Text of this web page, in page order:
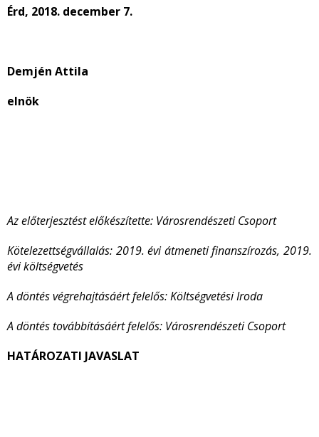
Érd, 2018. december 7.
Demjén Attila
elnök
Az előterjesztést előkészítette: Városrendészeti Csoport
Kötelezettségvállalás: 2019. évi átmeneti finanszírozás, 2019.
évi költségvetés
A döntés végrehajtásáért felelős: Költségvetési Iroda
A döntés továbbításáért felelős: Városrendészeti Csoport
HATÁROZATI JAVASLAT